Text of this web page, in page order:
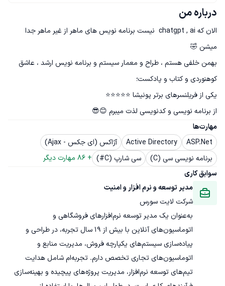
درباره من
الان که chatgpt , ai  نیست برنامه نویس های ماهر از غیر ماهر جدا
بهمن خلفی هستم ، طراح و معمار سیستم و برنامه نویس ارشد ، عاشق
از برنامه نویسی و کدنویسی لذت میبرم 😊😎
مهارت‌ها
ASP.Net
Active Directory
آژاکس (ای جکس - Ajax)
برنامه نویسی سی (C)
سی شارپ (C#) +
86 مهارت دیگر
سوابق کاری
مدیر توسعه و نرم افزار و امنیت
شرکت لایت سورس
به‌عنوان یک مدیر توسعه نرم‌افزارهای فروشگاهی و
اتوماسیون‌های آنلاین با بیش از 19 سال تجربه، در طراحی و
پیاده‌سازی سیستم‌های یکپارچه فروش، مدیریت منابع و
اتوماسیون‌های تجاری تخصص دارم. تجربه‌ام شامل هدایت
تیم‌های توسعه نرم‌افزار، مدیریت پروژه‌های پیچیده و بهینه‌سازی